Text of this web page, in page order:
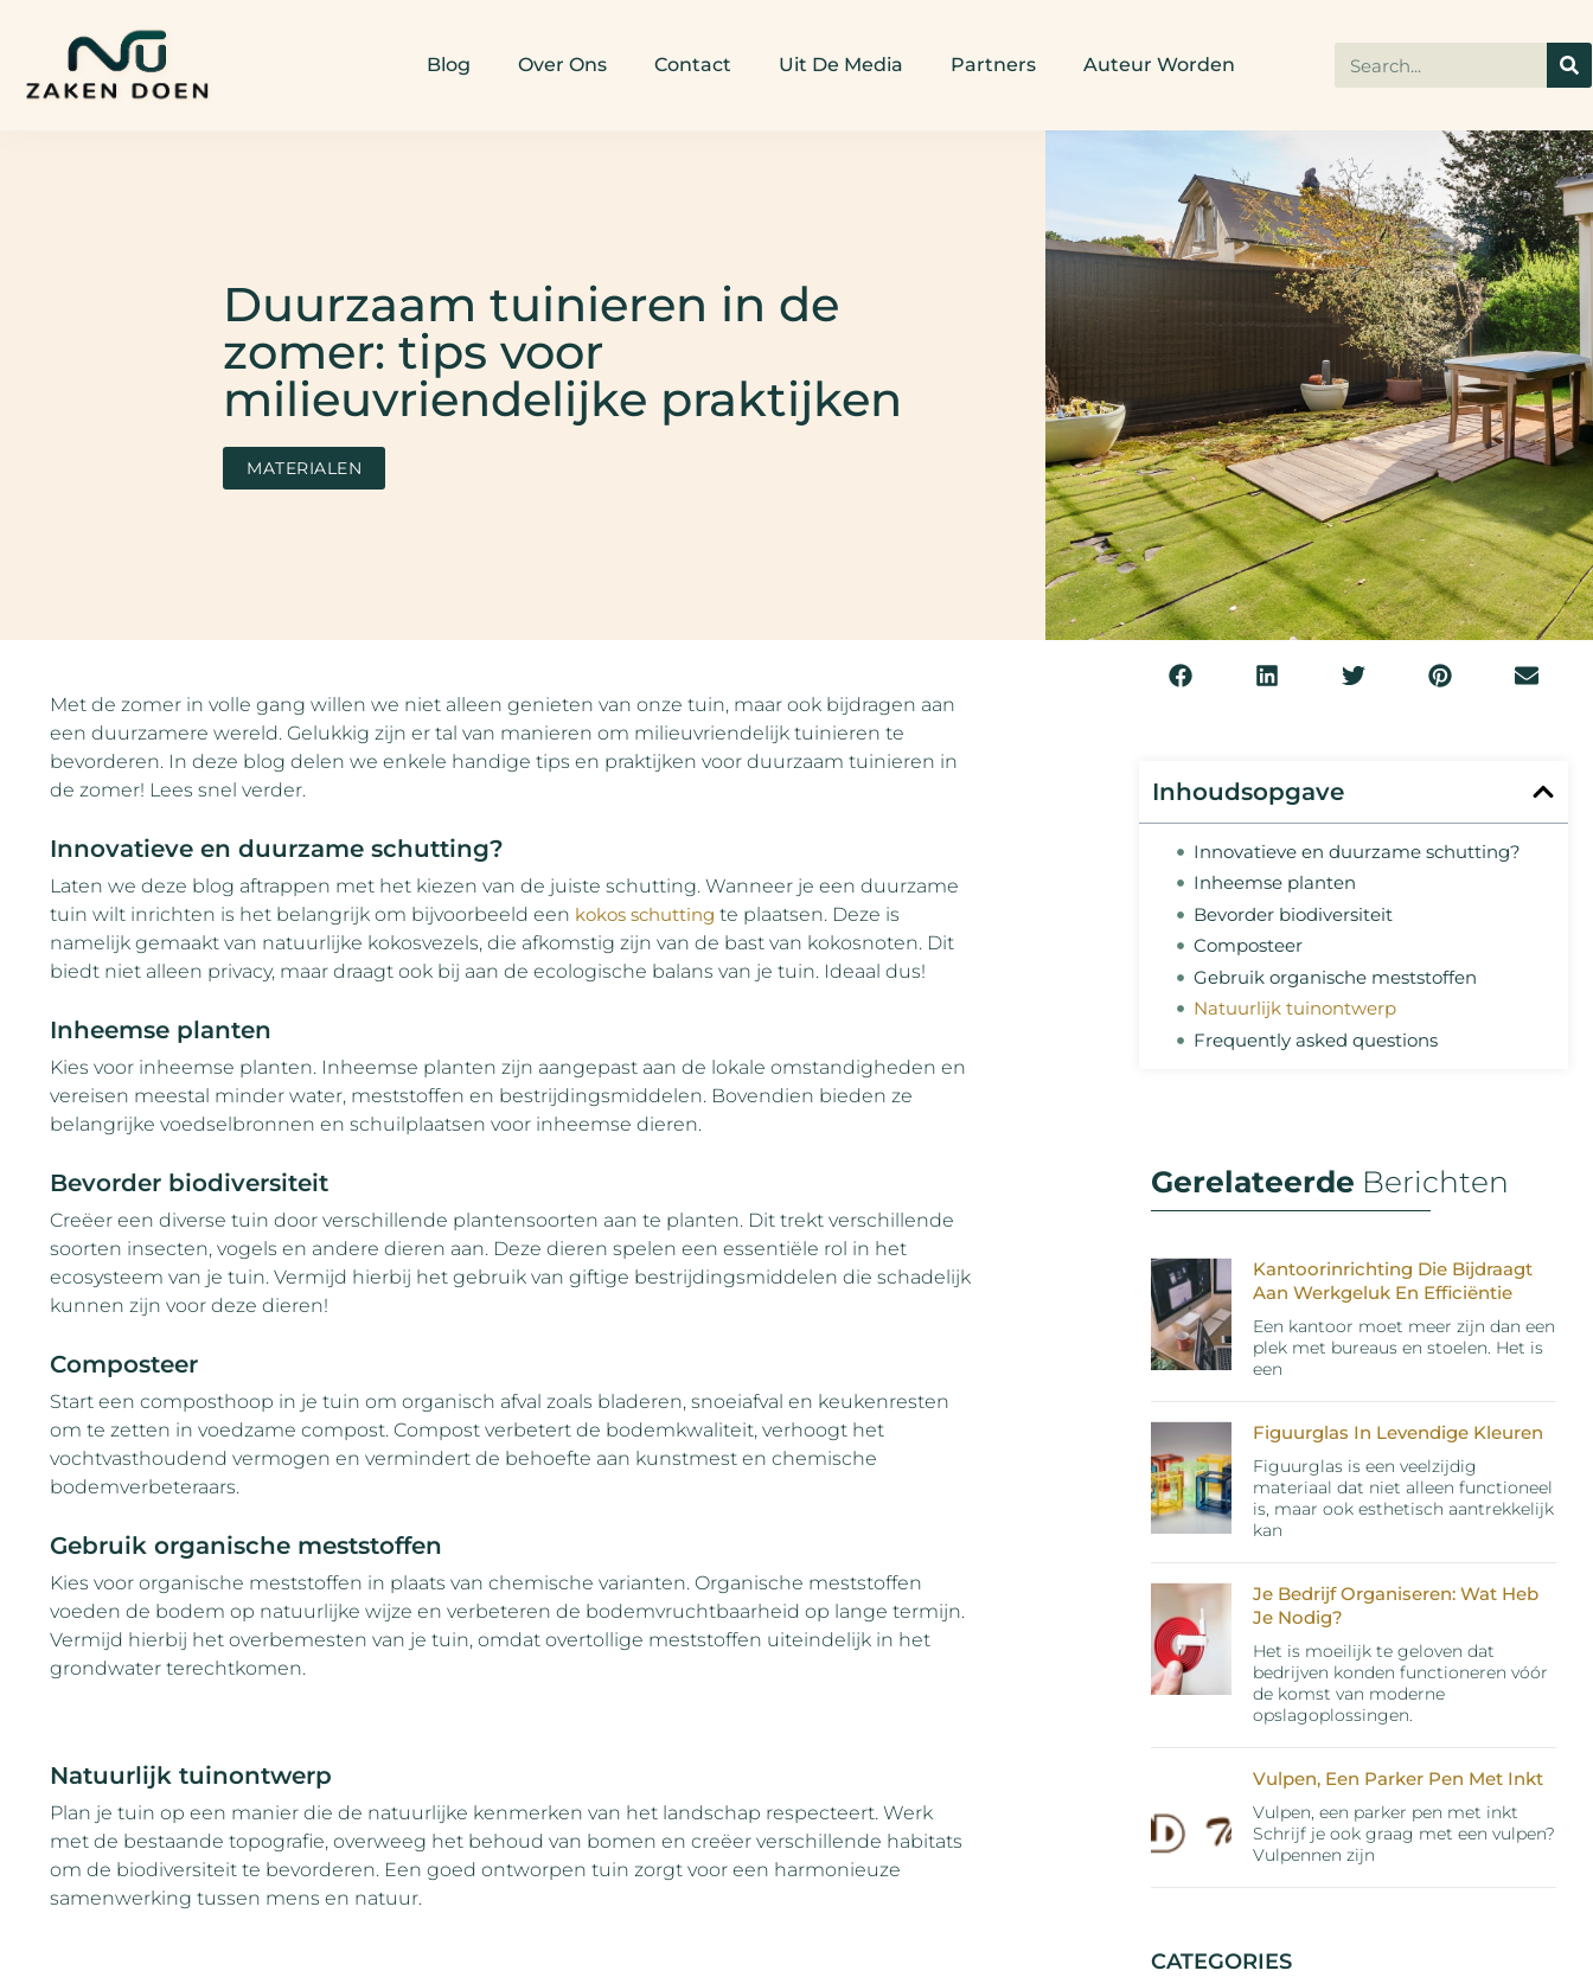
Blog Over Ons Contact Uit De Media Partners Auteur Worden
Duurzaam tuinieren in de
zomer: tips voor
milieuvriendelijke praktijken
MATERIALEN
Met de zomer in volle gang willen we niet alleen genieten van onze tuin, maar ook bijdragen aan
een duurzamere wereld. Gelukkig zijn er tal van manieren om milieuvriendelijk tuinieren te
bevorderen. In deze blog delen we enkele handige tips en praktijken voor duurzaam tuinieren in
de zomer! Lees snel verder.
Innovatieve en duurzame schutting?
Laten we deze blog aftrappen met het kiezen van de juiste schutting. Wanneer je een duurzame
tuin wilt inrichten is het belangrijk om bijvoorbeeld een kokos schutting te plaatsen. Deze is
namelijk gemaakt van natuurlijke kokosvezels, die afkomstig zijn van de bast van kokosnoten. Dit
biedt niet alleen privacy, maar draagt ook bij aan de ecologische balans van je tuin. Ideaal dus!
Inheemse planten
Kies voor inheemse planten. Inheemse planten zijn aangepast aan de lokale omstandigheden en
vereisen meestal minder water, meststoffen en bestrijdingsmiddelen. Bovendien bieden ze
belangrijke voedselbronnen en schuilplaatsen voor inheemse dieren.
Bevorder biodiversiteit
Creëer een diverse tuin door verschillende plantensoorten aan te planten. Dit trekt verschillende
soorten insecten, vogels en andere dieren aan. Deze dieren spelen een essentiële rol in het
ecosysteem van je tuin. Vermijd hierbij het gebruik van giftige bestrijdingsmiddelen die schadelijk
kunnen zijn voor deze dieren!
Composteer
Start een composthoop in je tuin om organisch afval zoals bladeren, snoeiafval en keukenresten
om te zetten in voedzame compost. Compost verbetert de bodemkwaliteit, verhoogt het
vochtvasthoudend vermogen en vermindert de behoefte aan kunstmest en chemische
bodemverbeteraars.
Gebruik organische meststoffen
Kies voor organische meststoffen in plaats van chemische varianten. Organische meststoffen
voeden de bodem op natuurlijke wijze en verbeteren de bodemvruchtbaarheid op lange termijn.
Vermijd hierbij het overbemesten van je tuin, omdat overtollige meststoffen uiteindelijk in het
grondwater terechtkomen.
Natuurlijk tuinontwerp
Plan je tuin op een manier die de natuurlijke kenmerken van het landschap respecteert. Werk
met de bestaande topografie, overweeg het behoud van bomen en creëer verschillende habitats
om de biodiversiteit te bevorderen. Een goed ontworpen tuin zorgt voor een harmonieuze
samenwerking tussen mens en natuur.
Inhoudsopgave
Innovatieve en duurzame schutting?
Inheemse planten
Bevorder biodiversiteit
Composteer
Gebruik organische meststoffen
Natuurlijk tuinontwerp
Frequently asked questions
Gerelateerde Berichten
Kantoorinrichting Die Bijdraagt
Aan Werkgeluk En Efficiëntie
Een kantoor moet meer zijn dan een
plek met bureaus en stoelen. Het is
een
Figuurglas In Levendige Kleuren
Figuurglas is een veelzijdig
materiaal dat niet alleen functioneel
is, maar ook esthetisch aantrekkelijk
kan
Je Bedrijf Organiseren: Wat Heb
Je Nodig?
Het is moeilijk te geloven dat
bedrijven konden functioneren vóór
de komst van moderne
opslagoplossingen.
Vulpen, Een Parker Pen Met Inkt
Vulpen, een parker pen met inkt
Schrijf je ook graag met een vulpen?
Vulpennen zijn
CATEGORIES